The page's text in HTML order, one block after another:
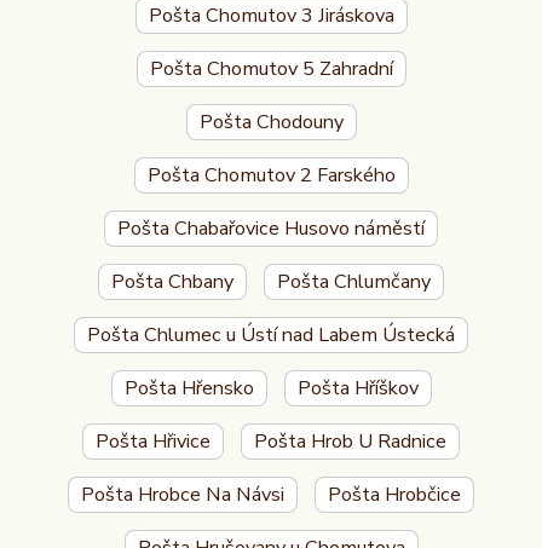
Pošta Chomutov 3 Jiráskova
Pošta Chomutov 5 Zahradní
Pošta Chodouny
Pošta Chomutov 2 Farského
Pošta Chabařovice Husovo náměstí
Pošta Chbany
Pošta Chlumčany
Pošta Chlumec u Ústí nad Labem Ústecká
Pošta Hřensko
Pošta Hříškov
Pošta Hřivice
Pošta Hrob U Radnice
Pošta Hrobce Na Návsi
Pošta Hrobčice